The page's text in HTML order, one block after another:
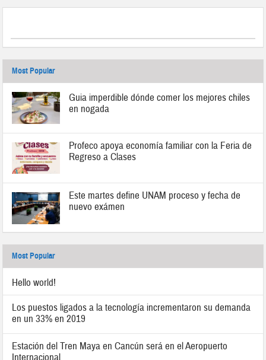
Most Popular
Guia imperdible dónde comer los mejores chiles
en nogada
Profeco apoya economía familiar con la Feria de
Regreso a Clases
Este martes define UNAM proceso y fecha de
nuevo exámen
Most Popular
Hello world!
Los puestos ligados a la tecnología incrementaron su demanda
en un 33% en 2019
Estación del Tren Maya en Cancún será en el Aeropuerto
Internacional